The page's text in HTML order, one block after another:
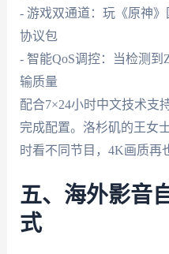
- 游戏双通道：玩《原神
协议包
- 智能QoS调控：当检测
输质量
配合7×24小时中文技术支
完成配置。洛杉矶的王女
时看不同节目，4K画质再
五、海外影音
式